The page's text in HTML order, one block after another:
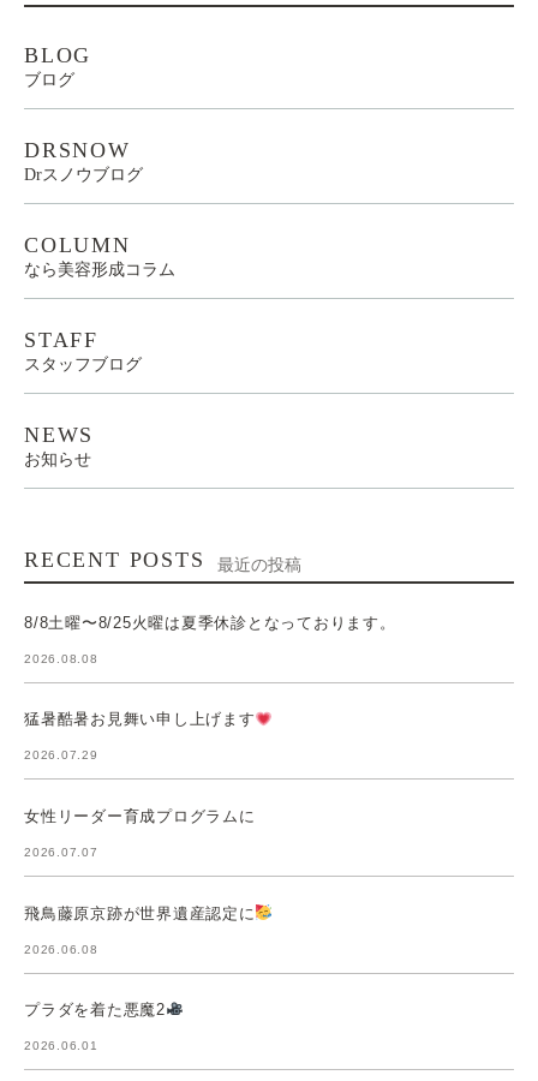
BLOG
ブログ
DRSNOW
Drスノウブログ
COLUMN
なら美容形成コラム
STAFF
スタッフブログ
NEWS
お知らせ
RECENT POSTS 最近の投稿
8/8土曜〜8/25火曜は夏季休診となっております。
2026.08.08
猛暑酷暑お見舞い申し上げます
2026.07.29
女性リーダー育成プログラムに
2026.07.07
飛鳥藤原京跡が世界遺産認定に
2026.06.08
プラダを着た悪魔2
2026.06.01